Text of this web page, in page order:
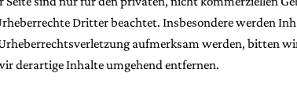
Dritter beachtet. Insbesondere werden
aufmerksam werden, bitten
derartige Inhalte umgehend entfernen.